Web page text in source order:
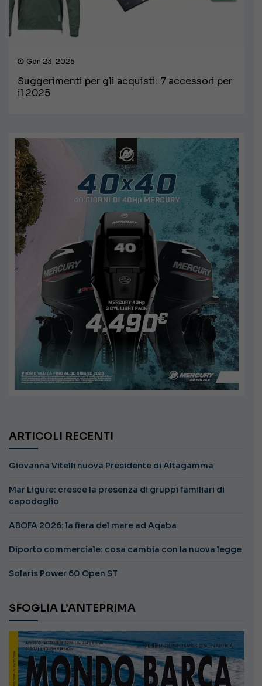
Gen 23, 2025
Suggerimenti per gli acquisti: 7 accessori per
il 2025
ARTICOLI RECENTI
Giovanna Vitelli nuova Presidente di Altagamma
Mar Ligure: cresce la presenza di gruppi familiari di
capodoglio
ABOFA 2026: la fiera del mare ad Aqaba
Diporto commerciale: cosa cambia con la nuova legge
Solaris Power 60 Open ST
SFOGLIA L’ANTEPRIMA